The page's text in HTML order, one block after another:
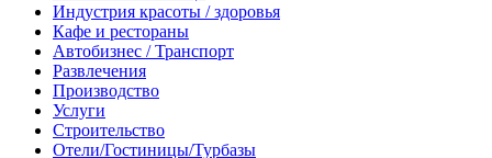
Индустрия красоты / здоровья
Кафе и рестораны
Автобизнес / Транспорт
Развлечения
Производство
Услуги
Строительство
Отели/Гостиницы/Турбазы